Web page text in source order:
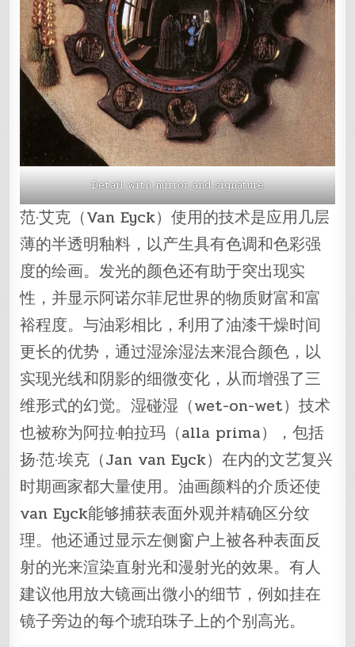
Detail with mirror and signature
范·艾克（Van Eyck）使用的技术是应用几层
薄的半透明釉料，以产生具有色调和色彩强
度的绘画。发光的颜色还有助于突出现实
性，并显示阿诺尔菲尼世界的物质财富和富
裕程度。与油彩相比，利用了油漆干燥时间
更长的优势，通过湿涂湿法来混合颜色，以
实现光线和阴影的细微变化，从而增强了三
维形式的幻觉。湿碰湿（wet-on-wet）技术
也被称为阿拉·帕拉玛（alla prima），包括
扬·范·埃克（Jan van Eyck）在内的文艺复兴
时期画家都大量使用。油画颜料的介质还使
van Eyck能够捕获表面外观并精确区分纹
理。他还通过显示左侧窗户上被各种表​​面反
射的光来渲染直射光和漫射光的效果。有人
建议他用放大镜画出微小的细节，例如挂在
镜子旁边的每个琥珀珠子上的个别高光。